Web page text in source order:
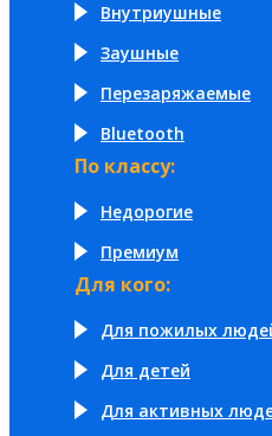
Внутриушные
Заушные
Перезаряжаемые
Bluetooth
По классу:
Недорогие
Премиум
Для кого:
Для пожилых
Для детей
Для активных